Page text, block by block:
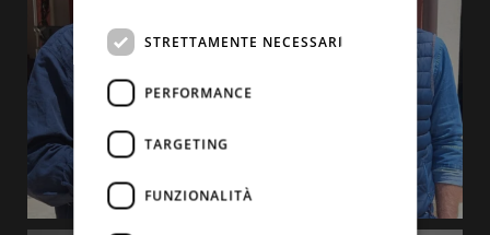
STRETTAMENTE NECESSARI
PERFORMANCE
TARGETING
FUNZIONALITÀ